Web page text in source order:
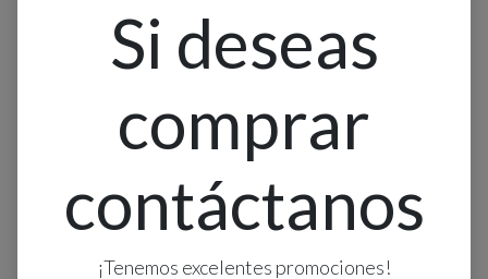
Si deseas
comprar
contáctanos
¡Tenemos excelentes promociones!